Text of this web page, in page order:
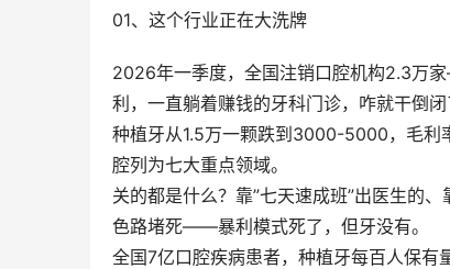
01、这个行业正在大洗牌
2026年一季度，全国注销口腔机构2.3万
利，一直躺着赚钱的牙科门诊，咋就干倒闭
种植牙从1.5万一颗跌到3000-5000，毛利
腔列为七大重点领域。
关的都是什么？靠”七天速成班”出医生的
色路堵死——暴利模式死了，但牙没有。
全国7亿口腔疾病患者，种植牙每百人保